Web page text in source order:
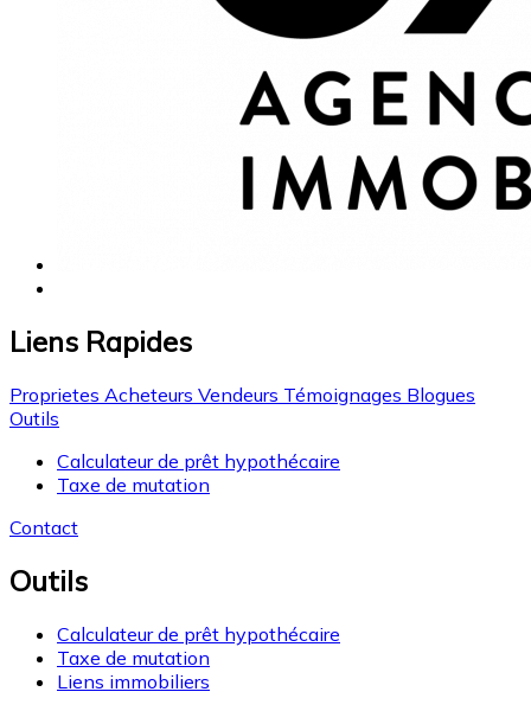
Liens Rapides
Proprietes Acheteurs Vendeurs Témoignages Blogues
Outils
Calculateur de prêt hypothécaire
Taxe de mutation
Contact
Outils
Calculateur de prêt hypothécaire
Taxe de mutation
Liens immobiliers